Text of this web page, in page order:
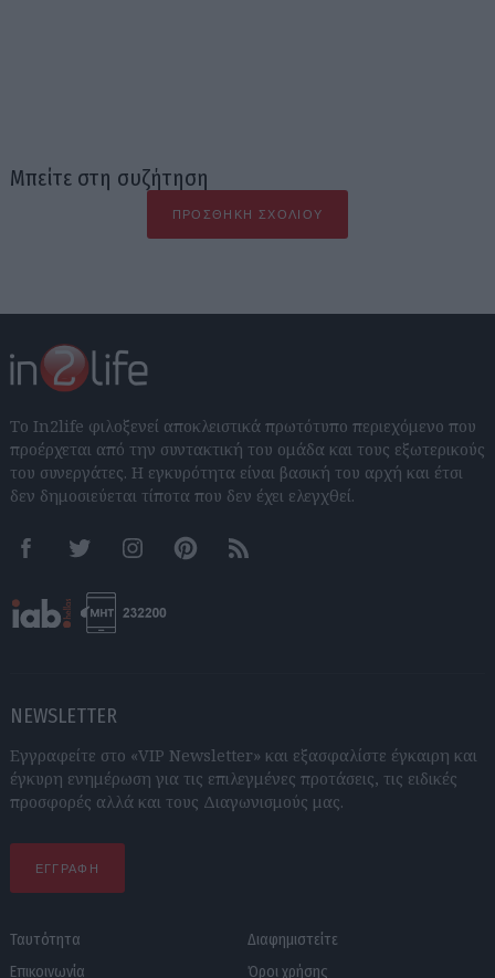
Μπείτε στη συζήτηση
ΠΡΟΣΘΉΚΗ ΣΧΟΛΊΟΥ
Το In2life φιλοξενεί αποκλειστικά πρωτότυπο περιεχόμενο που
προέρχεται από την συντακτική του ομάδα και τους εξωτερικούς
του συνεργάτες. Η εγκυρότητα είναι βασική του αρχή και έτσι
δεν δημοσιεύεται τίποτα που δεν έχει ελεγχθεί.
FacebookTwitter InstagramPinterestRSS feeds
NEWSLETTER
Εγγραφείτε στο «VIP Newsletter» και εξασφαλίστε έγκαιρη και
έγκυρη ενημέρωση για τις επιλεγμένες προτάσεις, τις ειδικές
προσφορές αλλά και τους Διαγωνισμούς μας.
ΕΓΓΡΑΦΗ
Ταυτότητα
Επικοινωνία
Διαφημιστείτε
Όροι χρήσης